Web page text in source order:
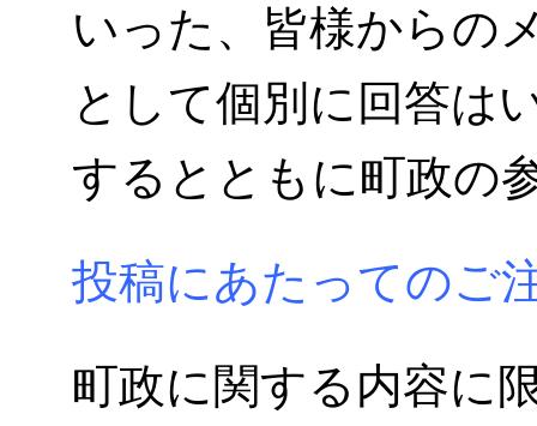
いった、皆様からの
として個別に回答は
するとともに町政の
投稿にあたってのご
町政に関する内容に